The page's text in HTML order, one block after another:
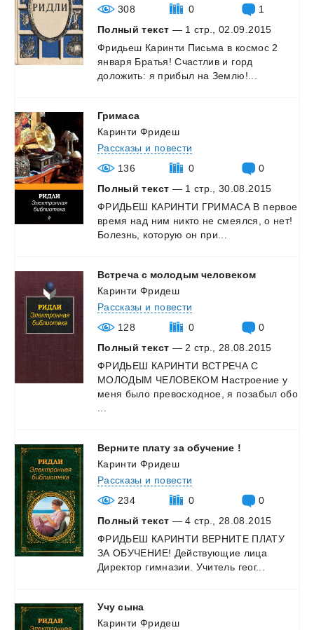
308
0
1
Полный текст — 1 стр., 02.09.2015
Фридьеш Каринти Письма в космос 2
января Братья! Счастлив и горд
доложить: я прибыл на Землю!...
Гримаса
Каринти Фридеш
Рассказы и повести
136
0
0
Полный текст — 1 стр., 30.08.2015
ФРИДЬЕШ КАРИНТИ ГРИМАСА В первое
время над ним никто не смеялся, о нет!
Болезнь,
которую он при...
Встреча с молодым человеком
Каринти Фридеш
Рассказы и повести
128
0
0
Полный текст — 2 стр., 28.08.2015
ФРИДЬЕШ КАРИНТИ ВСТРЕЧА С
МОЛОДЫМ ЧЕЛОВЕКОМ Настроение у
меня было превосходное, я позабыл обо
Верните плату за обучение !
Каринти Фридеш
Рассказы и повести
234
0
0
Полный текст — 4 стр., 28.08.2015
ФРИДЬЕШ КАРИНТИ ВЕРНИТЕ ПЛАТУ
ЗА ОБУЧЕНИЕ! Действующие лица
Директор гимназии. Учитель геог...
Учу сына
Каринти Фридеш